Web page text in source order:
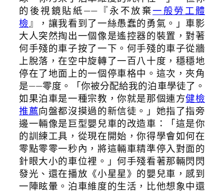
的後視鏡貼紙——『永不放棄一般勞工體
檢』，讓我看到了一絲愚蠢的勇氣。」車影
大人突然掏出一個像是遙控器的裝置，對著
何手殘的車子按了一下。何手殘的車子從牆
上脫落，在空中旋轉了一百八十度，穩穩地
停在了地面上的一個停車格中。這次，夾角
是——零度。「你被分配給我的泊車學徒了。
如果泊車是一種宗教，你就是那個連方健檢
推薦向盤都沒摸過的新信徒。」她指了指旁
邊一輛像是巨型嬰兒車的改造車：「這是你
的訓練工具，從現在開始，你得學會如何在
零點零零一秒內，將這輛車精準停入對面的
針眼大小的車位裡。」何手殘看著那輛閃閃
發光、還在播放《小星星》的嬰兒車，感到
一陣眩暈。泊車維度的生活，比他想象中還